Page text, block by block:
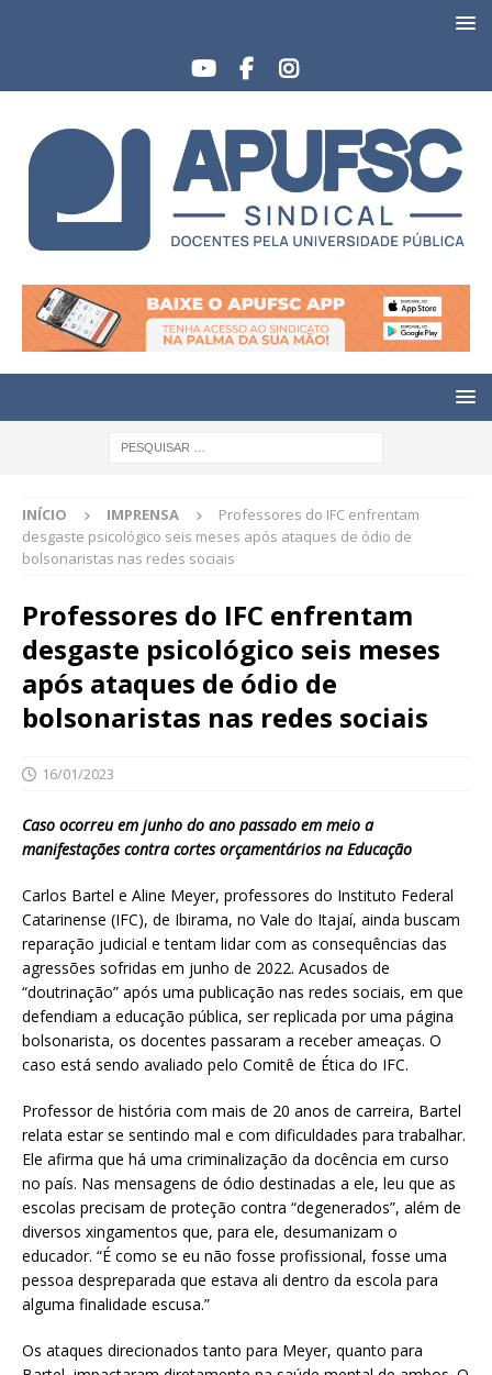
INÍCIO IMPRENSA
Professores do IFC enfrentam
desgaste psicológico seis meses após ataques de ódio de
bolsonaristas nas redes sociais
Professores do IFC enfrentam
desgaste psicológico seis meses
após ataques de ódio de
bolsonaristas nas redes sociais
16/01/2023
Caso ocorreu em junho do ano passado em meio a
manifestações contra cortes orçamentários na Educação
Carlos Bartel e Aline Meyer, professores do Instituto Federal
Catarinense (IFC), de Ibirama, no Vale do Itajaí, ainda buscam
reparação judicial e tentam lidar com as consequências das
agressões sofridas em junho de 2022. Acusados de
“doutrinação” após uma publicação nas redes sociais, em que
defendiam a educação pública, ser replicada por uma página
bolsonarista, os docentes passaram a receber ameaças. O
caso está sendo avaliado pelo Comitê de Ética do IFC.
Professor de história com mais de 20 anos de carreira, Bartel
relata estar se sentindo mal e com dificuldades para trabalhar.
Ele afirma que há uma criminalização da docência em curso
no país. Nas mensagens de ódio destinadas a ele, leu que as
escolas precisam de proteção contra “degenerados”, além de
diversos xingamentos que, para ele, desumanizam o
educador. “É como se eu não fosse profissional, fosse uma
pessoa despreparada que estava ali dentro da escola para
alguma finalidade escusa.”
Os ataques direcionados tanto para Meyer, quanto para